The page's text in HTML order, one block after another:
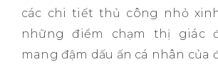
các chi tiết thủ công nhỏ
những điểm chạm thị giác
mang đậm dấu ấn cá nhân của